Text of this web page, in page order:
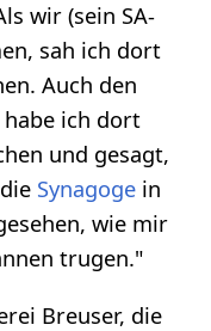
wir (sein SA-
sah ich dort
Auch den
ich dort
und gesagt,
Synagogein
wie mir
trugen."
Breuser, die